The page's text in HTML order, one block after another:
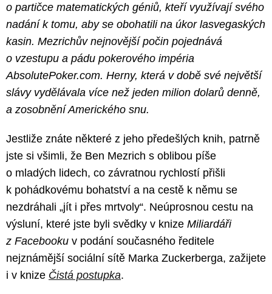
o partičce matematických géniů, kteří využívají svého
nadání k tomu, aby se obohatili na úkor lasvegaských
kasin. Mezrichův nejnovější počin pojednává
o vzestupu a pádu pokerového impéria
AbsolutePoker.com. Herny, která v době své největší
slávy vydělávala více než jeden milion dolarů denně,
a zosobnění Amerického snu.
Jestliže znáte některé z jeho předešlých knih, patrně
jste si všimli, že Ben Mezrich s oblibou píše
o mladých lidech, co závratnou rychlostí přišli
k pohádkovému bohatství a na cestě k němu se
nezdráhali „jít i přes mrtvoly“. Neúprosnou cestu na
výsluní, které jste byli svědky v knize Miliardáři
z Facebooku v podání současného ředitele
nejznámější sociální sítě Marka Zuckerberga, zažijete
i v knize Čistá postupka.